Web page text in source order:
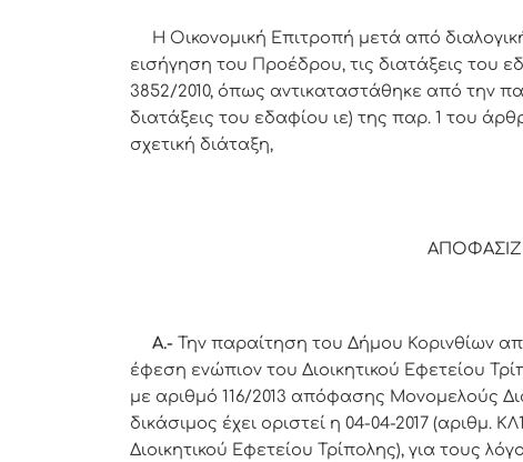
Η Οικονομική Επιτροπή μετά από
εισήγηση του Προέδρου, τις διατάξεις του
3852/2010, όπως αντικαταστάθηκε από την
διατάξεις του εδαφίου ιε) της παρ. 1 του
σχετική διάταξη,
Α.- Την παραίτηση του Δήμου Κορινθίων
έφεση ενώπιον του Διοικητικού Εφετείου
με αριθμό 116/2013 απόφασης Μονομελούς
δικάσιμος έχει οριστεί η 04-04-2017 (αριθμ.
Διοικητικού Εφετείου Τρίπολης), για τους